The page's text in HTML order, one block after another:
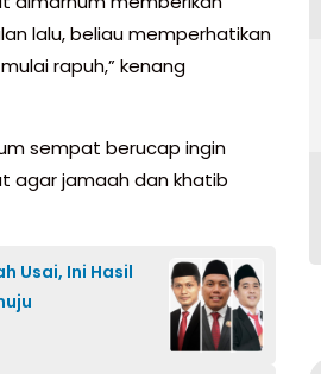
lalu, beliau memperhatikan
rapuh,” kenang
sempat berucap ingin
agar jamaah dan khatib
Usai, Ini Hasil